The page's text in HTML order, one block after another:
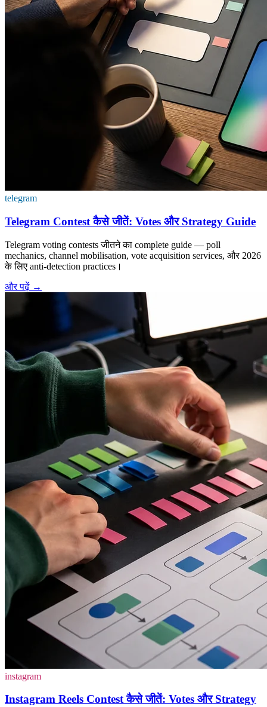
telegram
Telegram Contest कैसे जीतें: Votes और Strategy Guide
Telegram voting contests जीतने का complete guide — poll
mechanics, channel mobilisation, vote acquisition services, और 2026
के लिए anti-detection practices।
और पढ़ें →
instagram
Instagram Reels Contest कैसे जीतें: Votes और Strategy